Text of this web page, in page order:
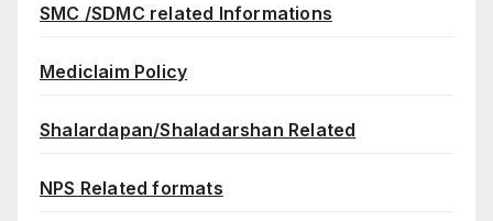
SMC /SDMC related Informations
Mediclaim Policy
Shalardapan/Shaladarshan Related
NPS Related formats